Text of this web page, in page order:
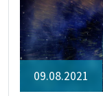
09.08.2021